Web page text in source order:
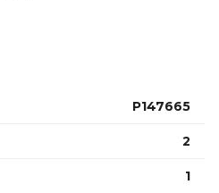
de plajă. Construit cu
zonă, gândite pentru cei care
spațiu de vacanță.
de la parter,
P147665
2
1